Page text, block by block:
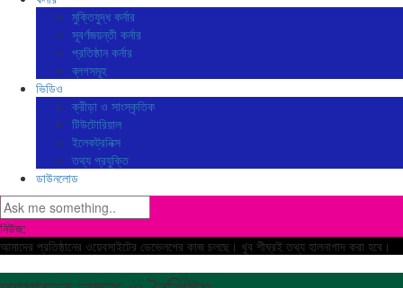
মুক্তিযুদ্ধ কর্নার
সূবর্ণজয়ন্তী কর্নার
প্রতিষ্ঠান কর্নার
ব্লগসমূহ
ভিডিও
ক্রীড়া ও সাংস্কৃতিক
টিউটোরিয়াল
ইলেকট্রনিক্স
তথ্য প্রযুক্তি
ডাউনলোড
নিউজ:
আমাদের প্রতিষ্ঠানের ওয়েবসাইটের ডেভেলপের কাজ চলছে। খুব শীঘ্রই তথ্য হালনাগাদ করা হবে।